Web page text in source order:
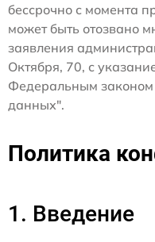
бессрочно с момента
может быть отозвано
заявления
Октября, 70, с
Федеральным
данных".
Политика
1. Введение